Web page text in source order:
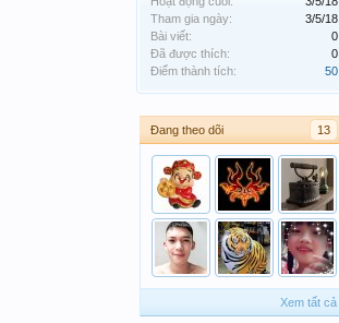
Tham gia ngày:
3/5/18
Bài viết:
0
Đã được thích:
0
Điểm thành tích:
50
Đang theo dõi 13
Xem tất cả